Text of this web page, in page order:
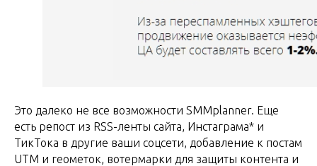
Это далеко не все возможности SMMplanner. Еще
есть репост из RSS-ленты сайта, Инстаграма* и
ТикТока в другие ваши соцсети, добавление к постам
UTM и геометок, вотермарки для защиты контента и